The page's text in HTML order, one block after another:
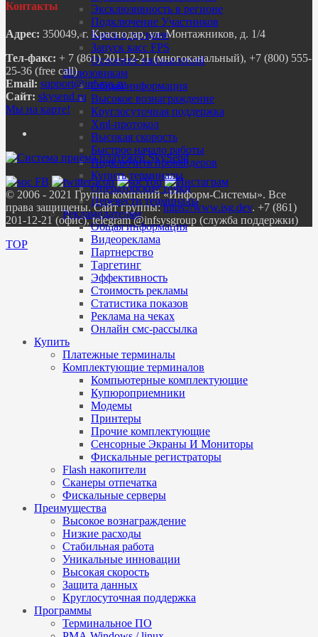
Эксклюзивность в регионе
Подключение Участников
Касса в регионе
Запуск касс FPS
Освоение направлений
Шлюзовикам
Общая информация
Высокое вознаграждение
Круглосуточная поддержка
Xml-протокол
Высокая скорость
Быстрое начало работы
Подключить провайдеров
Купить терминалы
Операторские точки
Перевести терминалы
Рекламодателям
Общая информация
Видеореклама
Партнерство
Таргетинг
Эффективность
Стоимость рекламы
Статистика показов
Реклама на чеках
Онлайн смс-рассылка
Купить
Платежные терминалы
Комплектующие терминалов
Компьютерные комплектующие
Купюроприемники
Модемы
Принтеры
Прочие комплектующие
Сенсорные Экраны И Мониторы
Фискальные регистраторы
Flash накопители
Сканеры отпечатка
Фискальные серверы
Преимущества
Высокое вознаграждение
Низкие расходы
Стабильная работа
Уникальные инновации
Высокая скорость
Защита данных
Круглосуточная поддержка
Программы
Терминальное ПО
Контакты
Адрес: 350049, г. Краснодар, ул. Монтажников, д. 1/4
Тел-факс: + 7 (861) 201-12-21 (многоканальный), +7 (800) 555-
25-36 (free call)
Email:
Сайт: skysend.ru
Мы на карте!
© 2006 - 2021 Группа компаний «Информ-Системы». Все
права защищены. Сайт группы:https://www.isg.dev. +7 (861)
201-12-21 (офис), telegram @infsysgroup (служба поддержки)
TOP